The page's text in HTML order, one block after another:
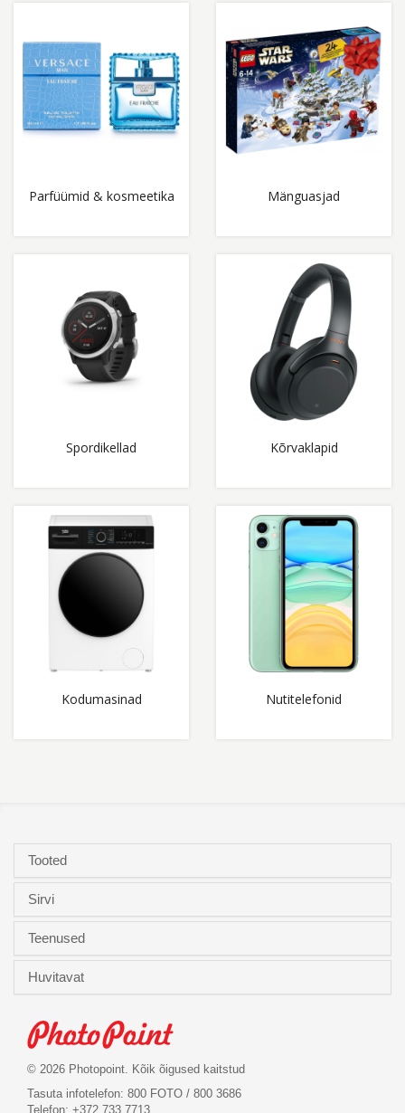
Parfüümid & kosmeetika Mänguasjad
Spordikellad Kõrvaklapid
Kodumasinad Nutitelefonid
Tooted
Sirvi
Teenused
Huvitavat
© 2026 Photopoint. Kõik õigused kaitstud
Tasuta infotelefon: 800 FOTO / 800 3686
Telefon: +372 733 7713